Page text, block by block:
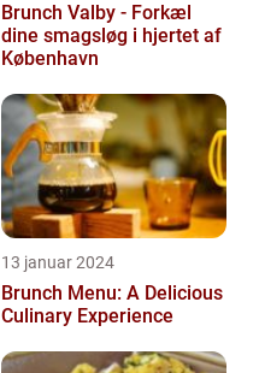
Brunch Valby - Forkæl
dine smagsløg i hjertet af
København
13 januar 2024
Brunch Menu: A Delicious
Culinary Experience